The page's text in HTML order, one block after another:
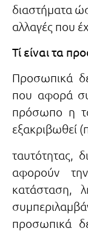
διαστήματα
αλλαγές που
Τί είναι τα
Προσωπικά
που αφορά
πρόσωπο η
εξακριβωθεί
ταυτότητας,
αφορούν
κατάσταση,
προσωπικά